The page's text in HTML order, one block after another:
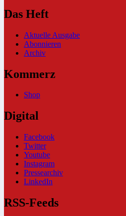
Das Heft
Aktuelle Ausgabe
Abonnieren
Archiv
Kommerz
Shop
Digital
Facebook
Twitter
Youtube
Instagram
Pressearchiv
LinkedIn
RSS-Feeds